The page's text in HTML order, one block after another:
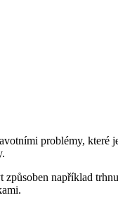
problémy, které
například